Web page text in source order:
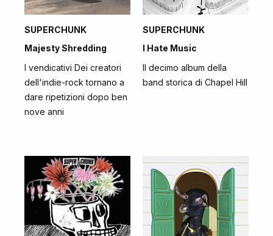
SUPERCHUNK
Majesty Shredding
I vendicativi Dei creatori
dell'indie-rock tornano a
dare ripetizioni dopo ben
nove anni
SUPERCHUNK
I Hate Music
Il decimo album della
band storica di Chapel Hill